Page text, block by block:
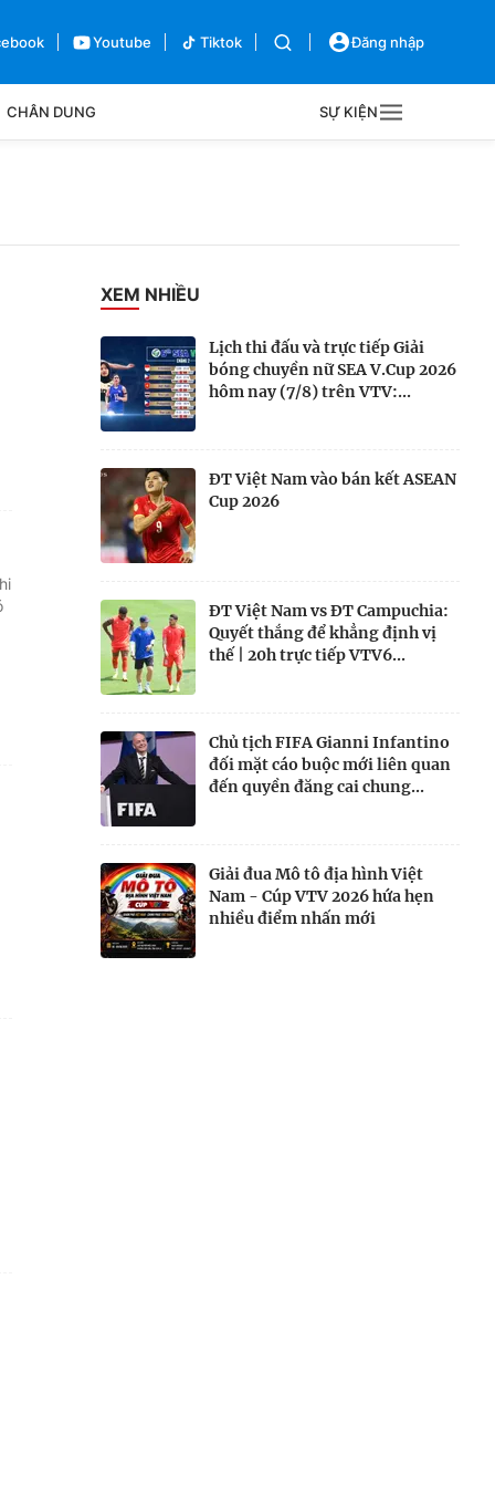
Youtube Tiktok Đăng nhập
CHÂN DUNG SỰ KIỆN
XEM NHIỀU
Lịch thi đấu và trực tiếp Giải
bóng chuyền nữ SEA V.Cup 2026
hôm nay (7/8) trên VTV:...
ĐT Việt Nam vào bán kết ASEAN
Cup 2026
ĐT Việt Nam vs ĐT Campuchia:
Quyết thắng để khẳng định vị
thế | 20h trực tiếp VTV6...
Chủ tịch FIFA Gianni Infantino
đối mặt cáo buộc mới liên quan
đến quyền đăng cai chung...
Giải đua Mô tô địa hình Việt
Nam - Cúp VTV 2026 hứa hẹn
nhiều điểm nhấn mới